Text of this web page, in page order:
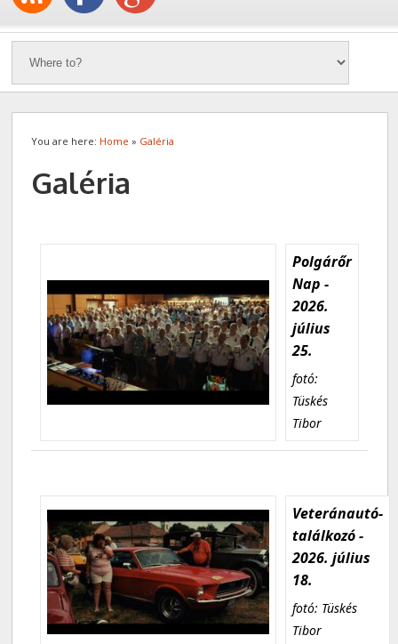
You are here: Home » Galéria
Galéria
Polgárőr
Nap -
2026.
július
25.
fotó:
Tüskés
Tibor
Veteránautó-
találkozó -
2026. július
18.
fotó: Tüskés
Tibor